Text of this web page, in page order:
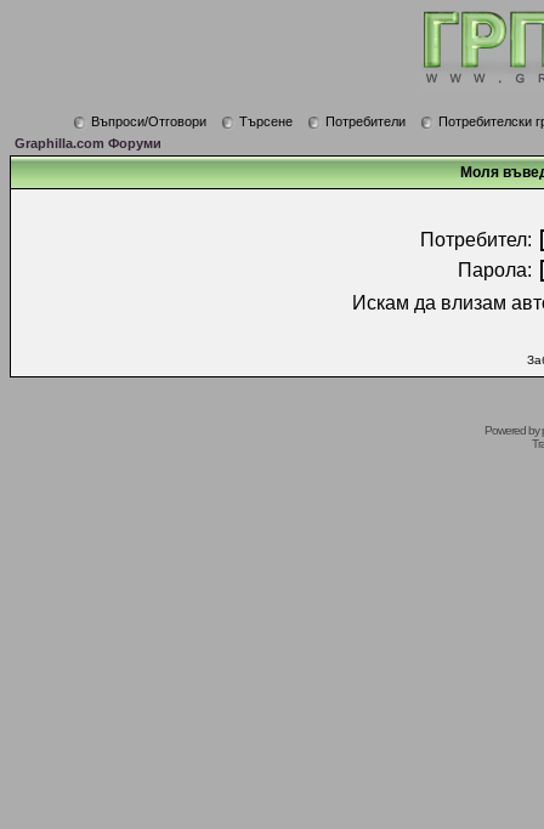
Въпроси/Отговори Търсене Потребители
Потребителски
Graphilla.com Форуми
Моля
Потребител:
Парола:
Искам да влизам
Powered by